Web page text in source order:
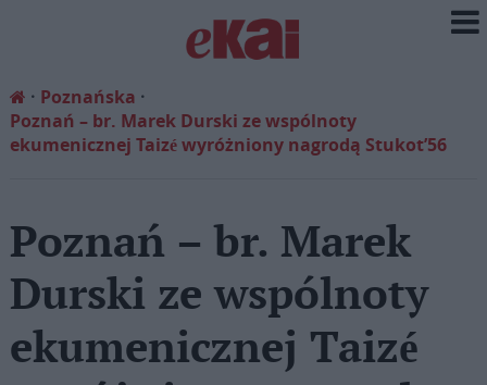
Poznańska
Poznań – br. Marek Durski ze wspólnoty
ekumenicznej Taizé wyróżniony nagrodą Stukot’56
Poznań – br. Marek
Durski ze wspólnoty
ekumenicznej Taizé